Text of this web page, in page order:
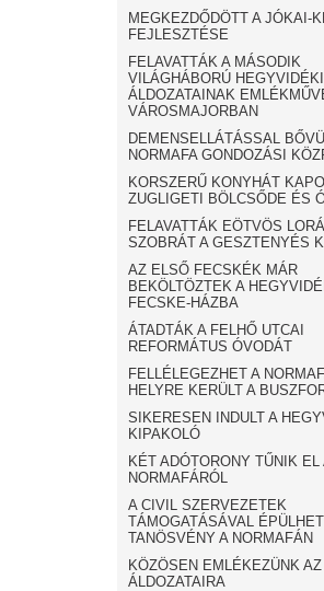
MEGKEZDŐDÖTT A JÓKAI-
FEJLESZTÉSE
FELAVATTÁK A MÁSODIK
VILÁGHÁBORÚ HEGYVIDÉKI
ÁLDOZATAINAK
VÁROSMAJORBAN
DEMENSELLÁTÁSSAL
NORMAFA GONDOZÁSI
KORSZERŰ KONYHÁT
ZUGLIGETI BÖLCSŐDE ÉS
FELAVATTÁK EÖTVÖS
SZOBRÁT A GESZTENYÉS
AZ ELSŐ FECSKÉK MÁR
BEKÖLTÖZTEK A
FECSKE-HÁZBA
ÁTADTÁK A FELHŐ UTCAI
REFORMÁTUS ÓVODÁT
FELLÉLEGEZHET A
HELYRE KERÜLT A
SIKERESEN INDULT A
KIPAKOLÓ
KÉT ADÓTORONY TŰNIK EL
NORMAFÁRÓL
A CIVIL SZERVEZETEK
TÁMOGATÁSÁVAL
TANÖSVÉNY A NORMAFÁN
KÖZÖSEN EMLÉKEZÜNK
ÁLDOZATAIRA